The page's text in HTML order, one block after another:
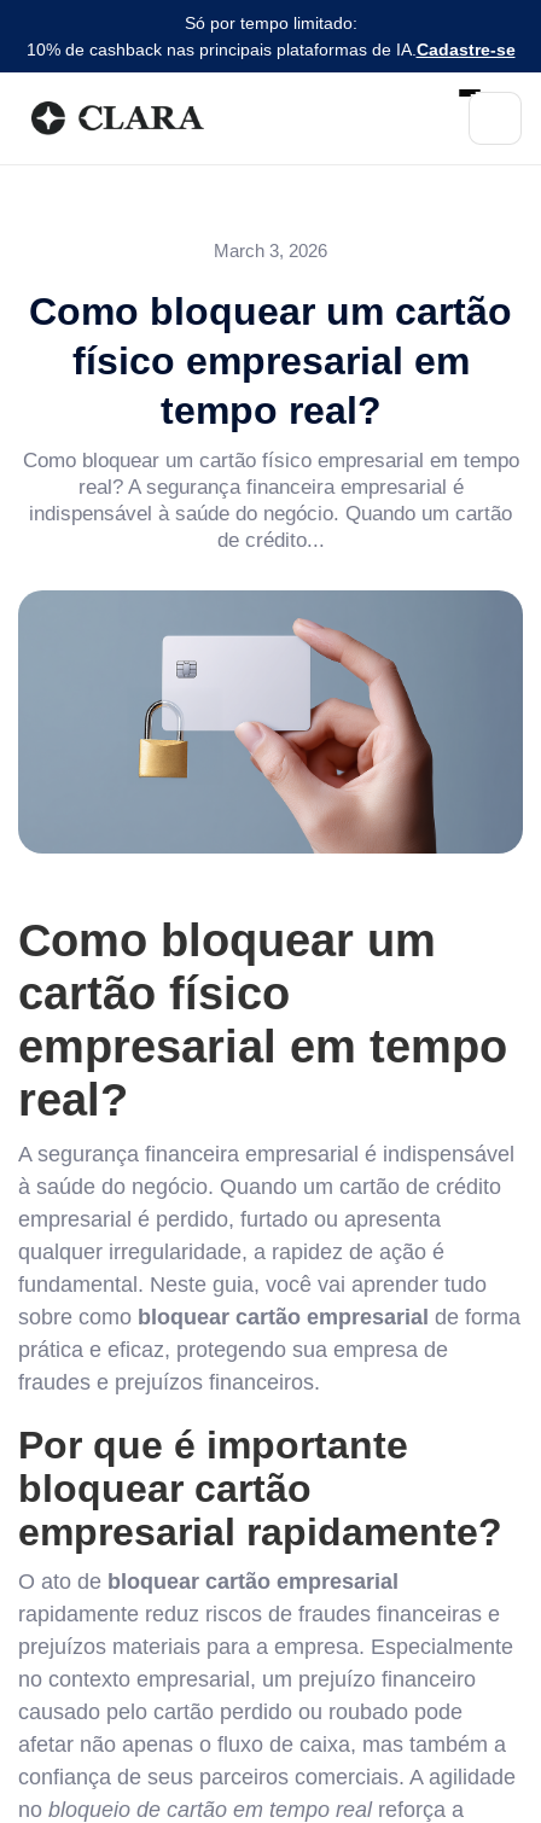
Só por tempo limitado:
10% de cashback nas principais plataformas de IA. Cadastre-se
March 3, 2026
Como bloquear um cartão
físico empresarial em
tempo real?
Como bloquear um cartão físico empresarial em tempo
real? A segurança financeira empresarial é
indispensável à saúde do negócio. Quando um cartão
de crédito...
Como bloquear um
cartão físico
empresarial em tempo
real?
A segurança financeira empresarial é indispensável
à saúde do negócio. Quando um cartão de crédito
empresarial é perdido, furtado ou apresenta
qualquer irregularidade, a rapidez de ação é
fundamental. Neste guia, você vai aprender tudo
sobre como bloquear cartão empresarial de forma
prática e eficaz, protegendo sua empresa de
fraudes e prejuízos financeiros.
Por que é importante
bloquear cartão
empresarial rapidamente?
O ato de bloquear cartão empresarial
rapidamente reduz riscos de fraudes financeiras e
prejuízos materiais para a empresa. Especialmente
no contexto empresarial, um prejuízo financeiro
causado pelo cartão perdido ou roubado pode
afetar não apenas o fluxo de caixa, mas também a
confiança de seus parceiros comerciais. A agilidade
no bloqueio de cartão em tempo realreforça a